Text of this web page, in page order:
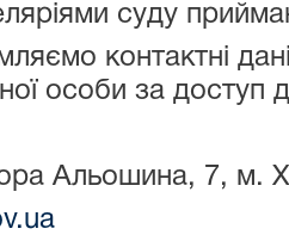
суду
контактні дані
особи за
Альошина, 7, м.